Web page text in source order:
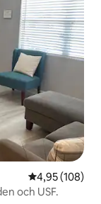
4,95 av 5 i
4,95 (108)
och USF.